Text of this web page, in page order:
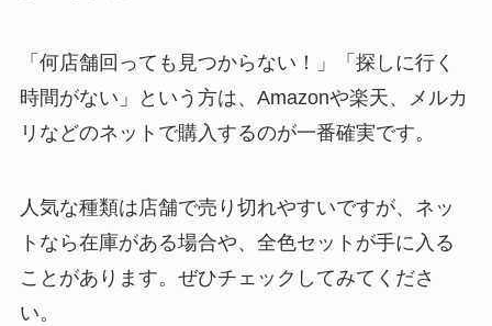
「何店舗回っても見つからない！」「探しに行く
時間がない」という方は、Amazonや楽天、メルカ
リなどのネットで購入するのが一番確実です。
人気な種類は店舗で売り切れやすいですが、ネッ
トなら在庫がある場合や、全色セットが手に入る
ことがあります。ぜひチェックしてみてくださ
い。